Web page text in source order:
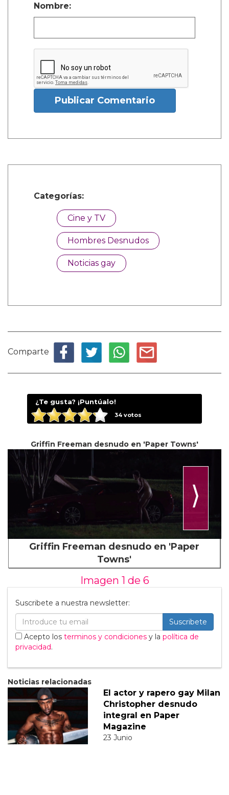
Nombre:
Publicar Comentario
Categorías:
Cine y TV
Hombres Desnudos
Noticias gay
Comparte
¿Te gusta? ¡Puntúalo!
34votos
Griffin Freeman desnudo en 'Paper Towns'
⟩
Griffin Freeman desnudo en 'Paper
Towns'
Imagen 1 de 6
Suscribete a nuestra newsletter:
Suscribete
Acepto los terminos y condiciones y la política de
privacidad.
Noticias relacionadas
El actor y rapero gay Milan
Christopher desnudo
integral en Paper
Magazine
23 Junio